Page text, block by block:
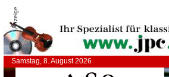
Anzeige
Samstag, 8. August 2026